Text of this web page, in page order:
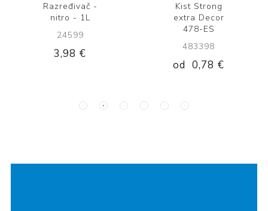
Razređivač -
nitro - 1L
24599
3,98 €
Kist Strong
extra Decor
478-ES
483398
od 0,78 €